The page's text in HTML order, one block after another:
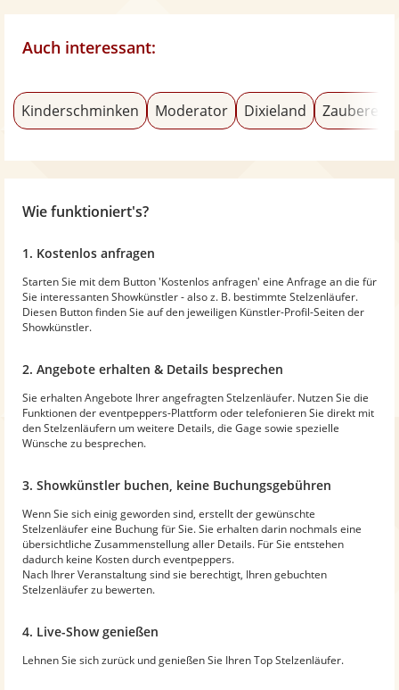
Auch interessant:
Kinderschminken Moderator Dixieland Zauberer
Wie funktioniert's?
1. Kostenlos anfragen
Starten Sie mit dem Button 'Kostenlos anfragen' eine Anfrage an die für
Sie interessanten Showkünstler - also z. B. bestimmte Stelzenläufer.
Diesen Button finden Sie auf den jeweiligen Künstler-Profil-Seiten der
Showkünstler.
2. Angebote erhalten & Details besprechen
Sie erhalten Angebote Ihrer angefragten Stelzenläufer. Nutzen Sie die
Funktionen der eventpeppers-Plattform oder telefonieren Sie direkt mit
den Stelzenläufern um weitere Details, die Gage sowie spezielle
Wünsche zu besprechen.
3. Showkünstler buchen, keine Buchungsgebühren
Wenn Sie sich einig geworden sind, erstellt der gewünschte
Stelzenläufer eine Buchung für Sie. Sie erhalten darin nochmals eine
übersichtliche Zusammenstellung aller Details. Für Sie entstehen
dadurch keine Kosten durch eventpeppers.
Nach Ihrer Veranstaltung sind sie berechtigt, Ihren gebuchten
Stelzenläufer zu bewerten.
4. Live-Show genießen
Lehnen Sie sich zurück und genießen Sie Ihren Top Stelzenläufer.